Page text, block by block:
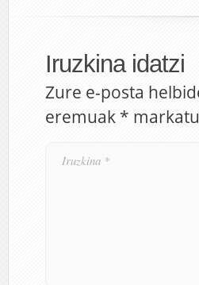
Iruzkina idatzi
Zure e-posta
eremuak *